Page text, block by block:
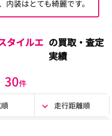
内装はとても綺麗です。
タイルエ の買取・査定
実績
30件
走行距離順